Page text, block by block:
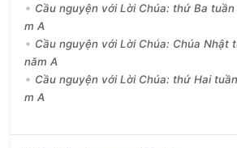
Cầu nguyện với Lời Chúa: thứ Ba
m A
Cầu nguyện với Lời Chúa: Chúa Nhật
năm A
Cầu nguyện với Lời Chúa: thứ Hai
m A